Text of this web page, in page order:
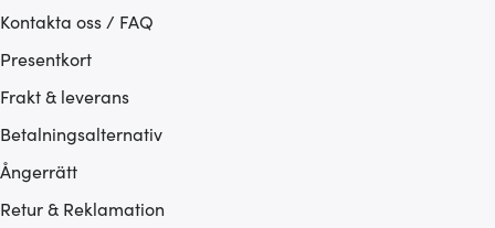
Kontakta oss / FAQ
Presentkort
Frakt & leverans
Betalningsalternativ
Ångerrätt
Retur & Reklamation